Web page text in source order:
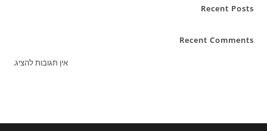
Recent
אין תגובות להציג.